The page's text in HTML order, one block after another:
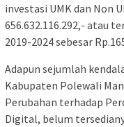
investasi UMK dan Non
656.632.116.292,- atau
2019-2024 sebesar
Adapun sejumlah
Kabupaten Polewali
Perubahan terhadap
Digital, belum